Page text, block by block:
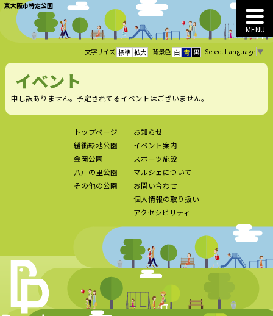
東大阪市特定公園
MENU
文字サイズ 標準 拡大 背景色 白 青 黒 Select Language ▼
イベント
申し訳ありません。予定されてるイベントはございません。
トップページ
緩衝緑地公園
金岡公園
八戸の里公園
その他の公園
お知らせ
イベント案内
スポーツ施設
マルシェについて
お問い合わせ
個人情報の取り扱い
アクセシビリティ